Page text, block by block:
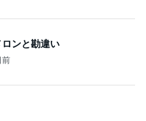
ンと勘違い
前